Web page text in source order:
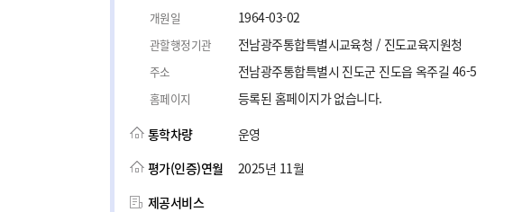
개원일 1964-03-02
관할행정기관 전남광주통합특별시교육청 / 진도교육지원청
주소 전남광주통합특별시 진도군 진도읍 옥주길 46-5
홈페이지
등록된 홈페이지가 없습니다.
통학차량
운영
평가(인증)연월
2025년 11월
제공서비스